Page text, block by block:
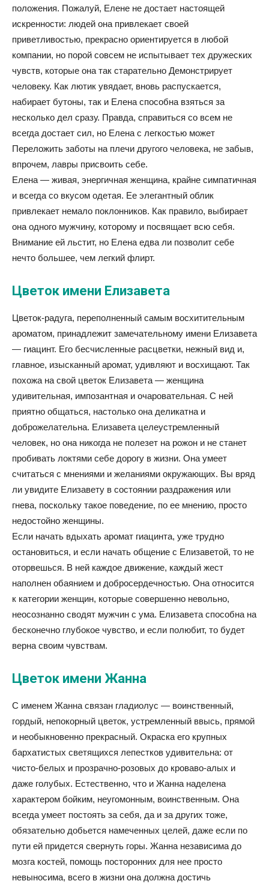
положения. Пожалуй, Елене не достает настоящей
искренности: людей она привлекает своей
приветливостью, прекрасно ориентируется в любой
компании, но порой совсем не испытывает тех дружеских
чувств, которые она так старательно Демонстрирует
человеку. Как лютик увядает, вновь распускается,
набирает бутоны, так и Елена способна взяться за
несколько дел сразу. Правда, справиться со всем не
всегда достает сил, но Елена с легкостью может
Переложить заботы на плечи другого человека, не забыв,
впрочем, лавры присвоить себе.
Елена — живая, энергичная женщина, крайне симпатичная
и всегда со вкусом одетая. Ее элегантный облик
привлекает немало поклонников. Как правило, выбирает
она одного мужчину, которому и посвящает всю себя.
Внимание ей льстит, но Елена едва ли позволит себе
нечто большее, чем легкий флирт.
Цветок имени Елизавета
Цветок-радуга, переполненный самым восхитительным
ароматом, принадлежит замечательному имени Елизавета
— гиацинт. Его бесчисленные расцветки, нежный вид и,
главное, изысканный аромат, удивляют и восхищают. Так
похожа на свой цветок Елизавета — женщина
удивительная, импозантная и очаровательная. С ней
приятно общаться, настолько она деликатна и
доброжелательна. Елизавета целеустремленный
человек, но она никогда не полезет на рожон и не станет
пробивать локтями себе дорогу в жизни. Она умеет
считаться с мнениями и желаниями окружающих. Вы вряд
ли увидите Елизавету в состоянии раздражения или
гнева, поскольку такое поведение, по ее мнению, просто
недостойно женщины.
Если начать вдыхать аромат гиацинта, уже трудно
остановиться, и если начать общение с Елизаветой, то не
оторвешься. В ней каждое движение, каждый жест
наполнен обаянием и добросердечностью. Она относится
к категории женщин, которые совершенно невольно,
неосознанно сводят мужчин с ума. Елизавета способна на
бесконечно глубокое чувство, и если полюбит, то будет
верна своим чувствам.
Цветок имени Жанна
С именем Жанна связан гладиолус — воинственный,
гордый, непокорный цветок, устремленный ввысь, прямой
и необыкновенно прекрасный. Окраска его крупных
бархатистых светящихся лепестков удивительна: от
чисто-белых и прозрачно-розовых до кроваво-алых и
даже голубых. Естественно, что и Жанна наделена
характером бойким, неугомонным, воинственным. Она
всегда умеет постоять за себя, да и за других тоже,
обязательно добьется намеченных целей, даже если по
пути ей придется свернуть горы. Жанна независима до
мозга костей, помощь посторонних для нее просто
невыносима, всего в жизни она должна достичь